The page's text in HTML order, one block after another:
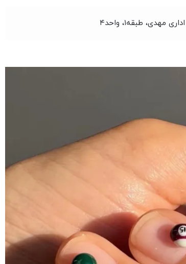
طبقه۱، واحد۴